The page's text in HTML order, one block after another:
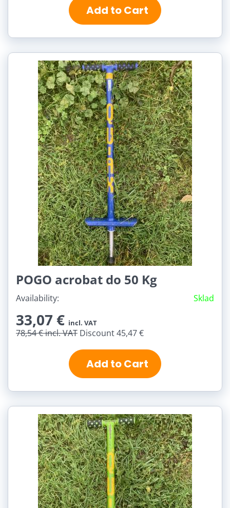
Add to Cart
POGO acrobat do 50 Kg
Availability: Sklad
33,07 € incl. VAT
78,54 €incl. VAT Discount 45,47 €
Add to Cart